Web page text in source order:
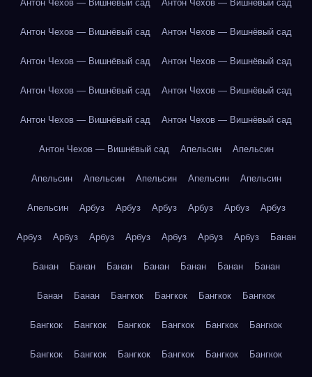
Антон Чехов — Вишнёвый сад Антон Чехов — Вишнёвый сад
Антон Чехов — Вишнёвый сад Антон Чехов — Вишнёвый сад
Антон Чехов — Вишнёвый сад Антон Чехов — Вишнёвый сад
Антон Чехов — Вишнёвый сад Антон Чехов — Вишнёвый сад
Антон Чехов — Вишнёвый сад Антон Чехов — Вишнёвый сад
Антон Чехов — Вишнёвый сад Апельсин Апельсин
Апельсин Апельсин Апельсин Апельсин Апельсин
Апельсин Арбуз Арбуз Арбуз Арбуз Арбуз Арбуз
Арбуз Арбуз Арбуз Арбуз Арбуз Арбуз Арбуз Банан
Банан Банан Банан Банан Банан Банан Банан
Банан Банан Бангкок Бангкок Бангкок Бангкок
Бангкок Бангкок Бангкок Бангкок Бангкок Бангкок
Бангкок Бангкок Бангкок Бангкок Бангкок Бангкок